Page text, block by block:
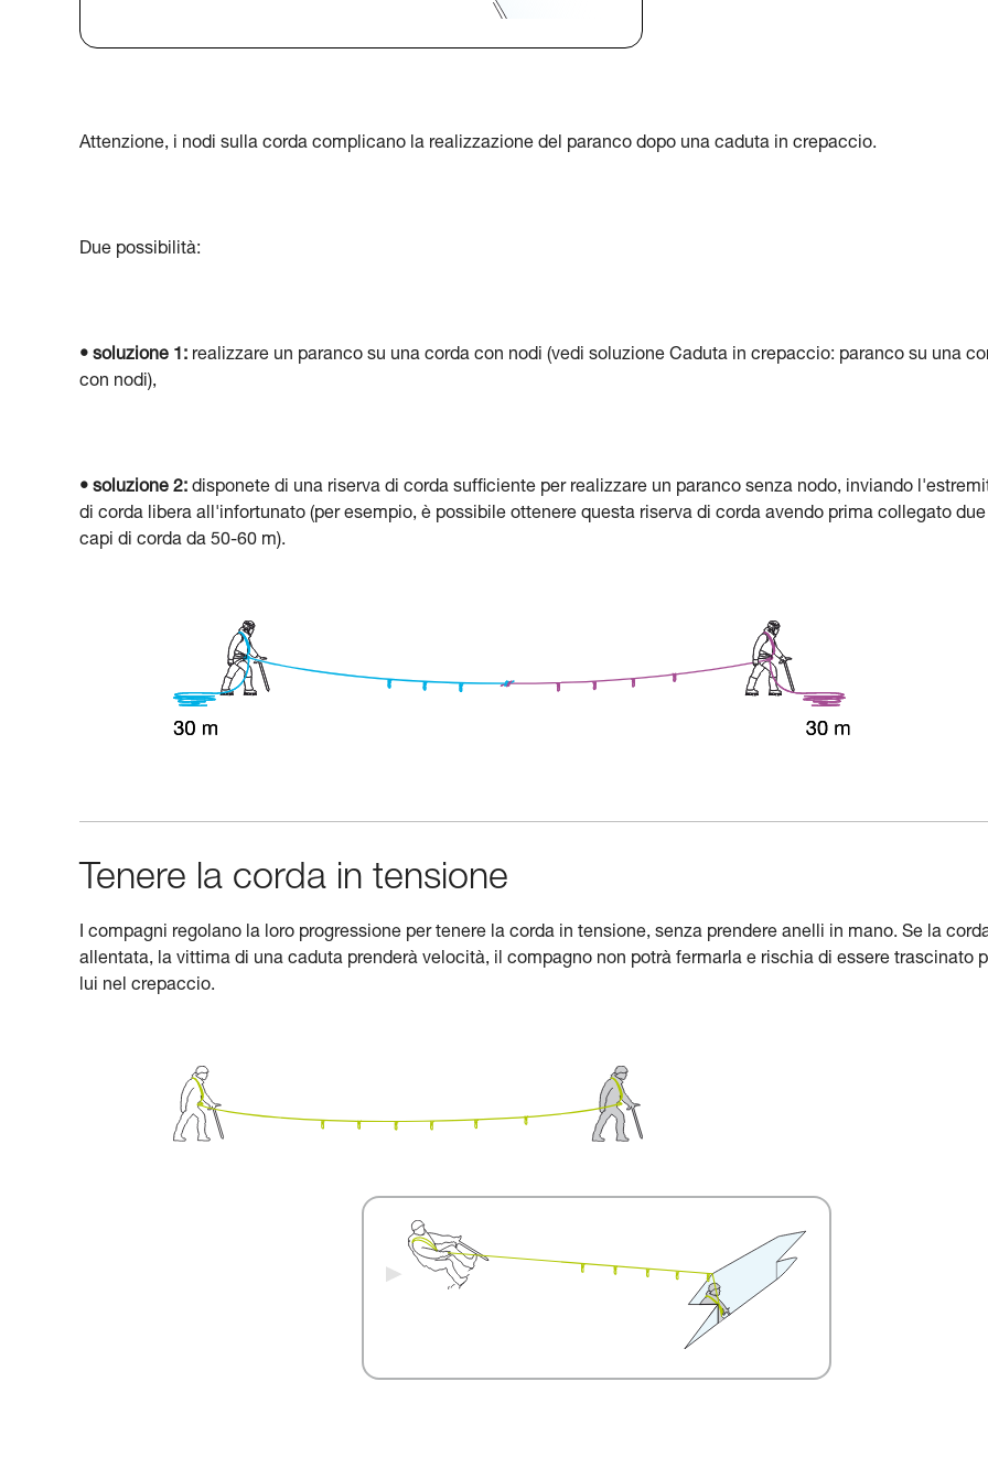
Attenzione, i nodi sulla corda complicano la realizzazione del paranco dopo una caduta in crepaccio.
Due possibilità:
• soluzione 1: realizzare un paranco su una corda con nodi (vedi soluzione Caduta in crepaccio: paranco su una
con nodi),
• soluzione 2: disponete di una riserva di corda sufficiente per realizzare un paranco senza nodo, inviando
di corda libera all'infortunato (per esempio, è possibile ottenere questa riserva di corda avendo prima collegato due
capi di corda da 50-60 m).
Tenere la corda in tensione
I compagni regolano la loro progressione per tenere la corda in tensione, senza prendere anelli in mano. Se la
allentata, la vittima di una caduta prenderà velocità, il compagno non potrà fermarla e rischia di essere trascinato
lui nel crepaccio.